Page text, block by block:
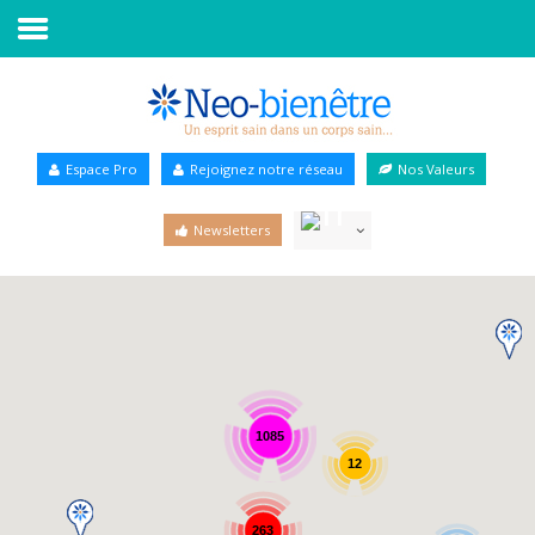
Annuaire Bien-être
Espace Pro Rejoignez notre réseau Nos Valeurs
Newsletters
1085
263
12